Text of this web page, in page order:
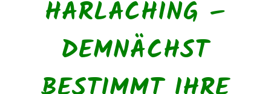
HARLACHING –
DEMNÄCHST